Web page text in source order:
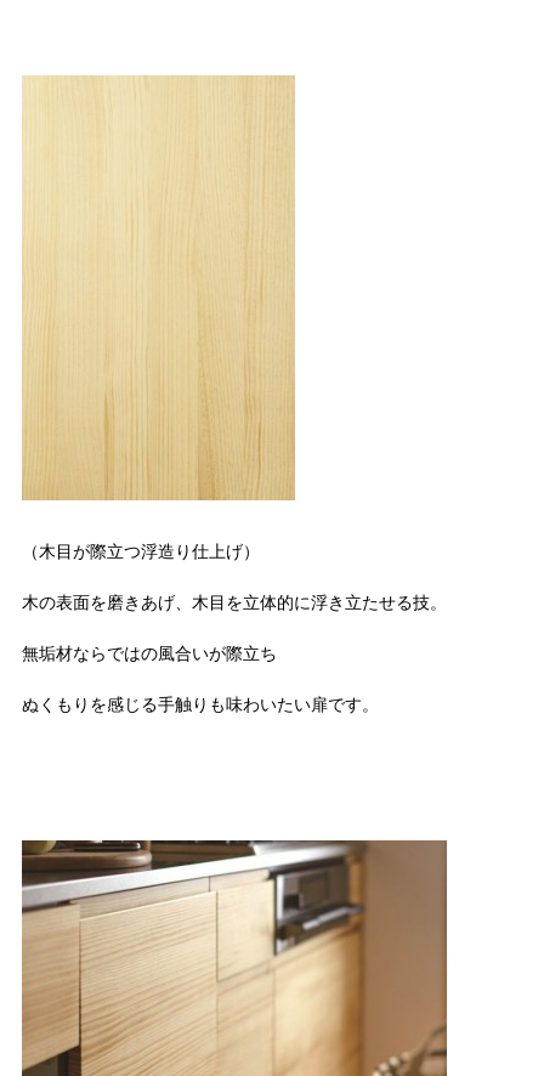
（木目が際立つ浮造り仕上げ）
木の表面を磨きあげ、木目を立体的に浮き立たせる技。
無垢材ならではの風合いが際立ち
ぬくもりを感じる手触りも味わいたい扉です。